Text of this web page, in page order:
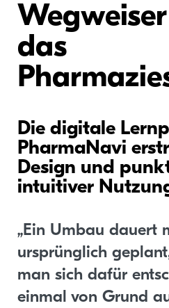
das
Die digitale
PharmaNavi
Design und
intuitiver
„Ein Umbau dauert
ursprünglich
man sich dafür
einmal von Grund